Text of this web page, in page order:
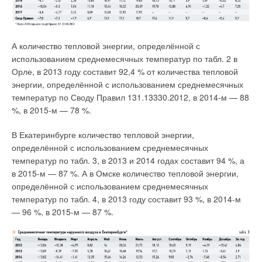
А количество тепловой энергии, определённой с
использованием среднемесячных температур по табл. 2 в
Орле, в 2013 году составит 92,4 % от количества тепловой
энергии, определённой с использованием среднемесячных
температур по Своду Правил 131.13330.2012, в 2014-м — 88
%, в 2015-м — 78 %.
В Екатеринбурге количество тепловой энергии,
определённой с использованием среднемесячных
температур по табл. 3, в 2013 и 2014 годах составит 94 %, а
в 2015-м — 87 %. А в Омске количество тепловой энергии,
определённой с использованием среднемесячных
температур по табл. 4, в 2013 году составит 93 %, в 2014-м
— 96 %, в 2015-м — 87 %.
теплопроводов достигается применением
пенополиминеральной (ППМ) изоляции, обладающей
высокой прочностью гидрозащитного слоя, необходимой
долговечностью и надёжностью в эксплуатации. При
длительной эксплуатации с учётом гидрогеологических
условиях исходные свойства ППМизоляции сохраняются.
Следующее техническое решение для повышения
надёжности тепловых сетей города — установка
компенсационных устройств. Самая популярная форма
решения данной проблемы — создание в системе
теплоснабжения П-образных колен, однако это в
значительной степени повышает стоимость трубопроводов,
требует дополнительных устройств и мест для их
размещения. По этой причине в последнее время в регионе
устанавливают сильфонные компенсаторы.
Установка приборов учёта тепловой энергии предприятиями
малого, среднего бизнеса, промышленными предприятиями
позволяет осуществлять качественный мониторинг
энергозатрат и производить расчёт с теплоснабжающей
крутящийся вал, к которому подсоединена нагрузка,
например, электрогенератор. Получаем внешний вид
Монотермическая установка даёт неограниченное
количество абсолютно чистой и неисчерпаемой (пока светит
Солнце и даёт тепло) энергии. Поэтому область её
применения не ограничена.